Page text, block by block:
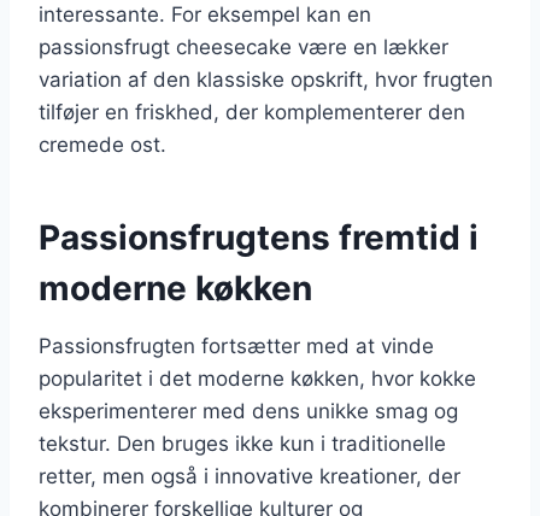
interessante. For eksempel kan en
passionsfrugt cheesecake være en lækker
variation af den klassiske opskrift, hvor frugten
tilføjer en friskhed, der komplementerer den
cremede ost.
Passionsfrugtens fremtid i
moderne køkken
Passionsfrugten fortsætter med at vinde
popularitet i det moderne køkken, hvor kokke
eksperimenterer med dens unikke smag og
tekstur. Den bruges ikke kun i traditionelle
retter, men også i innovative kreationer, der
kombinerer forskellige kulturer og